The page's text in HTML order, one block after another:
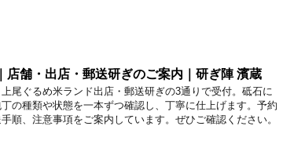
店舗・出店・郵送研ぎのご案内｜研ぎ陣 濱蔵
尾ぐるめ米ランド出店・郵送研ぎの3通りで受付。砥石に
の種類や状態を一本ずつ確認し、丁寧に仕上げます。予約
順、注意事項をご案内しています。ぜひご確認ください。